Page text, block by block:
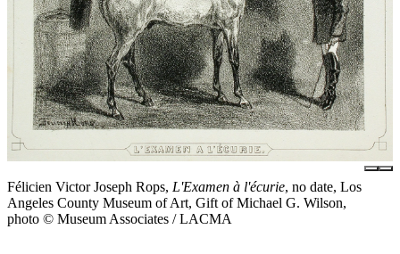
Félicien Victor Joseph Rops, L'Examen à l'écurie, no date, Los
Angeles County Museum of Art, Gift of Michael G. Wilson,
photo © Museum Associates / LACMA